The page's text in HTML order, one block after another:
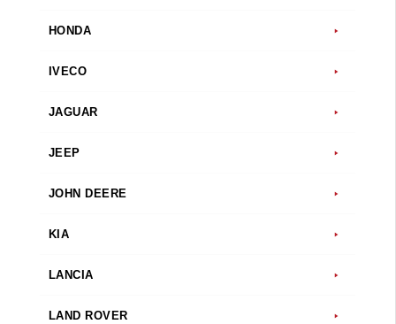
HONDA
IVECO
JAGUAR
JEEP
JOHN DEERE
KIA
LANCIA
LAND ROVER